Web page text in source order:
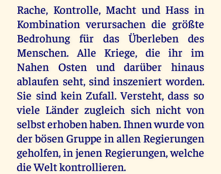
Rache, Kontrolle, Macht und Hass in
Kombination verursachen die größte
Bedrohung für das Überleben des
Menschen. Alle Kriege, die ihr im
Nahen Osten und darüber hinaus
ablaufen seht, sind inszeniert worden.
Sie sind kein Zufall. Versteht, dass so
viele Länder zugleich sich nicht von
selbst erhoben haben. Ihnen wurde von
der bösen Gruppe in allen Regierungen
geholfen, in jenen Regierungen, welche
die Welt kontrollieren.